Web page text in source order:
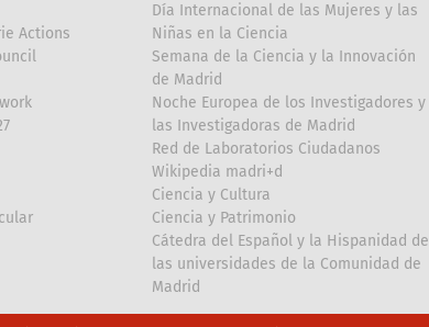
Actions
Día Internacional de las Mujeres y las
Niñas en la Ciencia
Semana de la Ciencia y la Innovación
de Madrid
Noche Europea de los Investigadores y
las Investigadoras de Madrid
Red de Laboratorios Ciudadanos
Wikipedia madri+d
Ciencia y Cultura
Ciencia y Patrimonio
Cátedra del Español y la Hispanidad de
las universidades de la Comunidad de
Madrid